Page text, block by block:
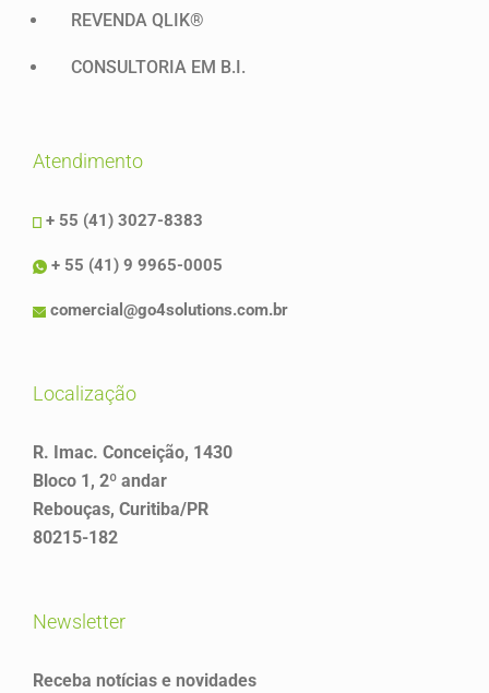
REVENDA QLIK®
CONSULTORIA EM B.I.
atendimento
+ 55 (41) 3027-8383
+ 55 (41) 9 9965-0005
comercial@go4solutions.com.br
localização
R. Imac. Conceição, 1430
Bloco 1, 2º andar
Rebouças, Curitiba/PR
80215-182
newsletter
Receba notícias e novidades